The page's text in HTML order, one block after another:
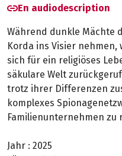
En audiodescription
Während dunkle Mächte
Korda ins Visier nehmen,
sich für ein religiöses
säkulare Welt
trotz ihrer Differenzen
komplexes
Familienunternehmen zu
Jahr : 2025